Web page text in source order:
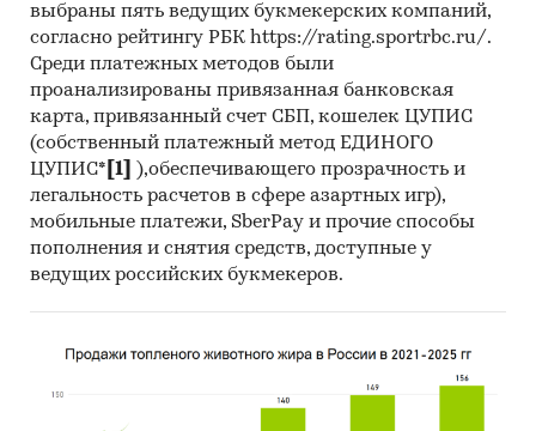
выбраны пять ведущих букмекерских компаний,
согласно рейтингу РБК https://rating.sportrbc.ru/.
Среди платежных методов были
проанализированы привязанная банковская
карта, привязанный счет СБП, кошелек ЦУПИС
(собственный платежный метод ЕДИНОГО
ЦУПИС* [1]
),обеспечивающего прозрачность и
легальность расчетов в сфере азартных игр),
мобильные платежи, SberPay и прочие способы
пополнения и снятия средств, доступные у
ведущих российских букмекеров.